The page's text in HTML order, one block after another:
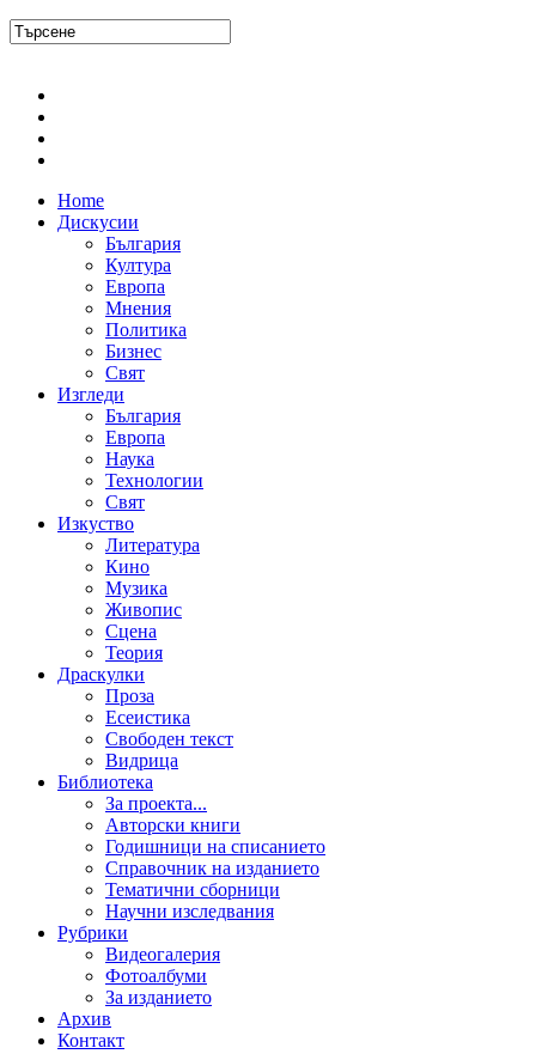
Home
Дискусии
България
Култура
Европа
Мнения
Политика
Бизнес
Свят
Изгледи
България
Европа
Наука
Технологии
Свят
Изкуство
Литература
Кино
Музика
Живопис
Сцена
Теория
Драскулки
Проза
Есеистика
Свободен текст
Видрица
Библиотека
За проекта...
Авторски книги
Годишници на списанието
Справочник на изданието
Тематични сборници
Научни изследвания
Рубрики
Видеогалерия
Фотоалбуми
За изданието
Архив
Контакт